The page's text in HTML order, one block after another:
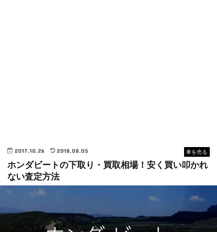
車を売る
2017.10.26 2018.08.05
ホンダビートの下取り・買取相場！安く買い叩かれ
ない査定方法